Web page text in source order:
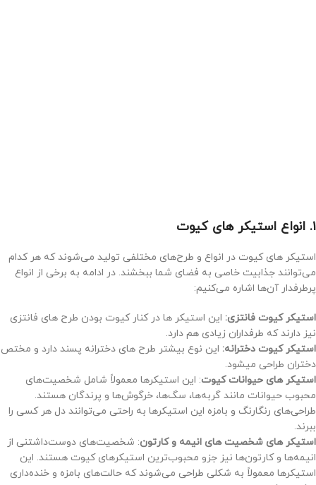
۱. انواع استیکر های کیوت
استیکر های کیوت در انواع و طرح‌های مختلفی تولید می‌شوند که هر کدام
می‌توانند جذابیت خاصی به فضای شما ببخشند. در ادامه به برخی از انواع
پرطرفدار آن‌ها اشاره می‌کنیم:
استیکر کیوت فانتزی: این استیکر ها در کنار کیوت بودن طرح های فانتزی
نیز دارند که طرفداران زیادی هم دارد.
استیکر کیوت دخترانه: این نوع بیشتر طرح های دخترانه پسند دارد و مختص
دختران طراحی میشود.
استیکر های حیوانات کیوت: این استیکرها معمولاً شامل شخصیت‌های
محبوب حیوانات مانند گربه‌ها، سگ‌ها، خرگوش‌ها و پرندگان هستند.
طراحی‌های رنگارنگ و بامزه این استیکرها به راحتی می‌توانند دل هر کسی را
ببرند.
استیکر های شخصیت‌ های انیمه و کارتون: شخصیت‌های دوست‌داشتنی از
انیمه‌ها و کارتون‌ها نیز جزو محبوب‌ترین استیکرهای کیوت هستند. این
استیکرها معمولاً به شکلی طراحی می‌شوند که حالت‌های بامزه و خنده‌داری